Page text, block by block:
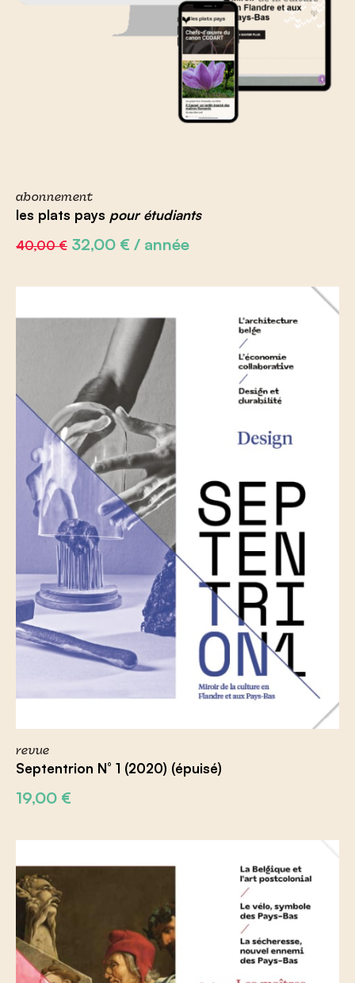
abonnement
les plats pays pour étudiants
40,00€ Le
initial
40,00 €.
32,00 € Le
actuel
32,00 €.
/ année
revue
Septentrion N° 1 (2020) (épuisé)
19,00 €